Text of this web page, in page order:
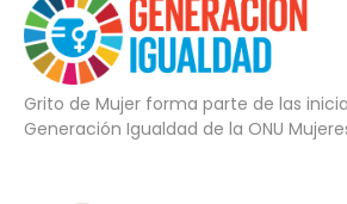
Grito de Mujer forma parte de las
Generación Igualdad de la ONU